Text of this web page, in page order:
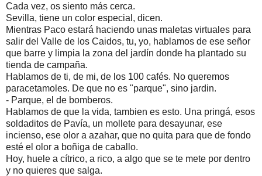
Cada vez, os siento más cerca.
Sevilla, tiene un color especial, dicen.
Mientras Paco estará haciendo unas maletas virtuales para
salir del Valle de los Caidos, tu, yo, hablamos de ese señor
que barre y limpia la zona del jardín donde ha plantado su
tienda de campaña.
Hablamos de ti, de mi, de los 100 cafés. No queremos
paracetamoles. De que no es "parque", sino jardin.
- Parque, el de bomberos.
Hablamos de que la vida, tambien es esto. Una pringá, esos
soldaditos de Pavía, un mollete para desayunar, ese
incienso, ese olor a azahar, que no quita para que de fondo
esté el olor a boñiga de caballo.
Hoy, huele a cítrico, a rico, a algo que se te mete por dentro
y no quieres que salga.